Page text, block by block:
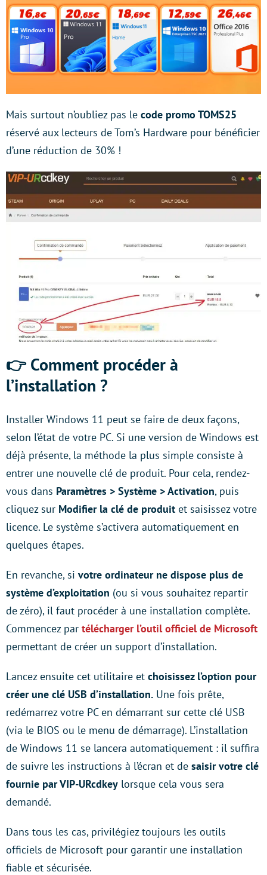
Mais surtout n’oubliez pas le code promo TOMS25
réservé aux lecteurs de Tom’s Hardware pour bénéficier
d’une réduction de 30% !
👉 Comment procéder à
l’installation ?
Installer Windows 11 peut se faire de deux façons,
selon l’état de votre PC. Si une version de Windows est
déjà présente, la méthode la plus simple consiste à
entrer une nouvelle clé de produit. Pour cela, rendez-
vous dans Paramètres > Système > Activation, puis
cliquez sur Modifier la clé de produit et saisissez votre
licence. Le système s’activera automatiquement en
quelques étapes.
En revanche, si votre ordinateur ne dispose plus de
système d’exploitation (ou si vous souhaitez repartir
de zéro), il faut procéder à une installation complète.
Commencez par télécharger l’outil officiel de Microsoft
permettant de créer un support d’installation.
Lancez ensuite cet utilitaire et choisissez l’option pour
créer une clé USB d’installation. Une fois prête,
redémarrez votre PC en démarrant sur cette clé USB
(via le BIOS ou le menu de démarrage). L’installation
de Windows 11 se lancera automatiquement : il suffira
de suivre les instructions à l’écran et de saisir votre clé
fournie par VIP-URcdkey lorsque cela vous sera
demandé.
Dans tous les cas, privilégiez toujours les outils
officiels de Microsoft pour garantir une installation
fiable et sécurisée.